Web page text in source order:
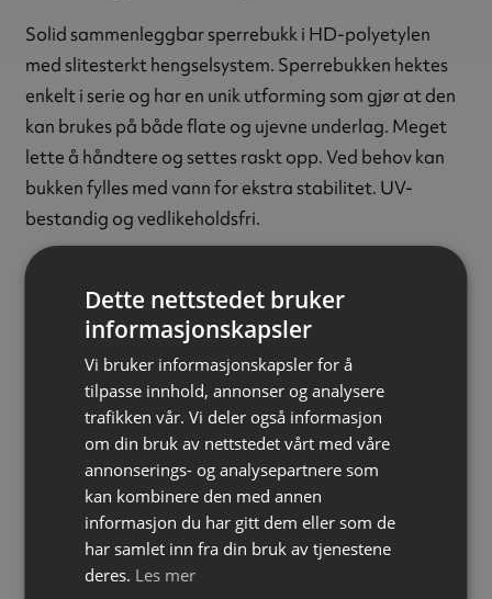
Solid sammenleggbar sperrebukk i HD-polyetylen
med slitesterkt hengselsystem. Sperrebukken hektes
enkelt i serie og har en unik utforming som gjør at den
kan brukes på både flate og ujevne underlag. Meget
lette å håndtere og settes raskt opp. Ved behov kan
bukken fylles med vann for ekstra stabilitet. UV-
bestandig og vedlikeholdsfri.
Alfablokkens design gjør at man kan stable opptil 40
bukker på en europall. Det tilsvarer over 40 meter med
sperring per pall.
Hvit
Materiale:Polyetylen (PE-HD)
Høyde:600 mm
Bredde:400 mm (120 mm lukket)
Lengde:1000 mm
5,5 kg (20 kg med vann)
Dette nettstedet bruker
informasjonskapsler
Vi bruker informasjonskapsler for å
tilpasse innhold, annonser og analysere
trafikken vår. Vi deler også informasjon
om din bruk av nettstedet vårt med våre
annonserings- og analysepartnere som
kan kombinere den med annen
informasjon du har gitt dem eller som de
har samlet inn fra din bruk av tjenestene
deres. Les mer